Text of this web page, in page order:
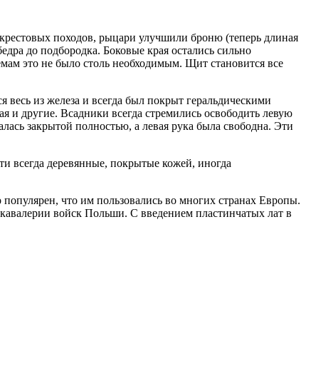
походов, рыцари улучшили броню (теперь длиная
до подбородка. Боковые края остались сильно
это не было столь необходимым. Щит становится все
из железа и всегда был покрыт геральдическими
и другие. Всадники всегда стремились освободить левую
закрытой полностью, а левая рука была свободна. Эти
всегда деревянные, покрытые кожей, иногда
что им пользовались во многих странах Европы.
войск Польши. С введением пластинчатых лат в